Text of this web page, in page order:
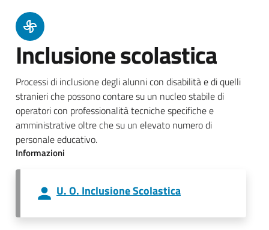
Inclusione scolastica
Processi di inclusione degli alunni con disabilità e di quelli
stranieri che possono contare su un nucleo stabile di
operatori con professionalità tecniche specifiche e
amministrative oltre che su un elevato numero di
personale educativo.
Informazioni
U. O. Inclusione Scolastica